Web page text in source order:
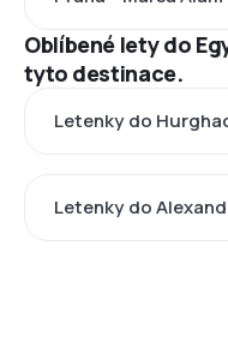
Oblíbené lety do
tyto destinace.
Letenky do
Letenky do